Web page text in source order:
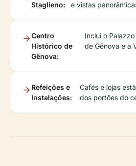
Staglieno:
e vistas
Centro
Histórico de
Gênova:
Inclui o
de Gênova e a
Refeições e
Instalações:
Cafés e lojas
dos portões do